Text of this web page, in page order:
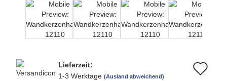
Lieferzeit:
1-3 Werktage (Ausland abweichend)